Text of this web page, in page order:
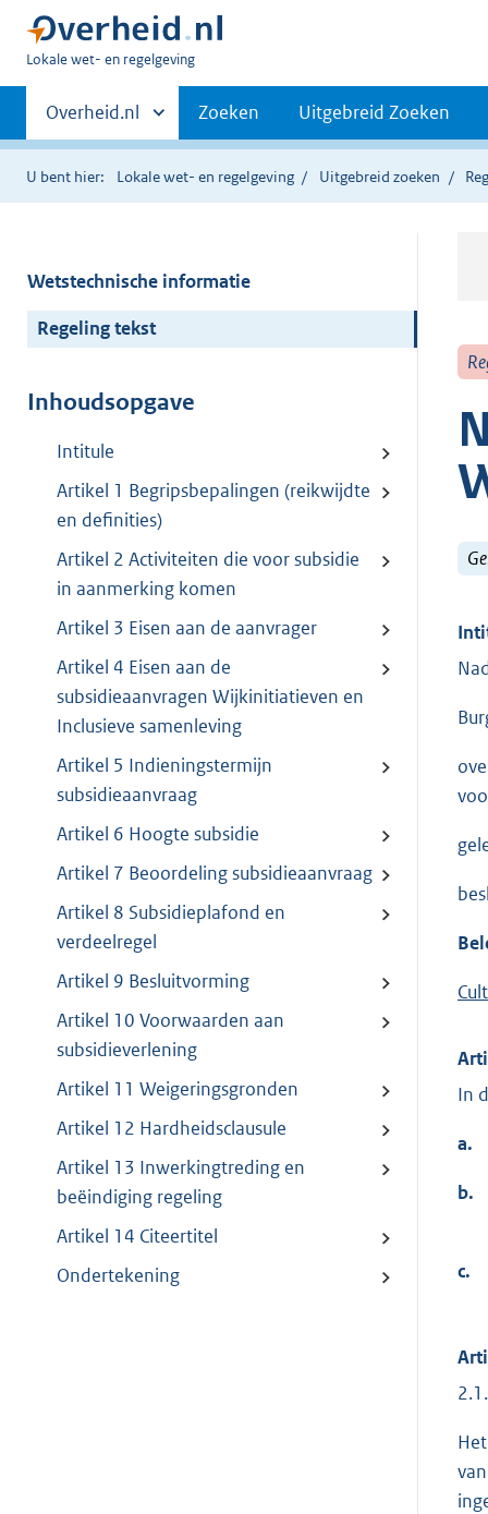
U
hier:
Lokale wet- en regelgeving
Primaire
navigatie
Andere
sites
binnen
Overheid.nl Zoeken Uitgebreid Zoeken
U bent hier: Lokale wet- en regelgeving Uitgebreid zoeken
Wetstechnische informatie
Regeling tekst
Inhoudsopgave
Intitule
Artikel 1 Begripsbepalingen (reikwijdte
en definities)
Artikel 2 Activiteiten die voor subsidie
in aanmerking komen
Artikel 3 Eisen aan de aanvrager
Artikel 4 Eisen aan de
subsidieaanvragen Wijkinitiatieven en
Inclusieve samenleving
Artikel 5 Indieningstermijn
subsidieaanvraag
Artikel 6 Hoogte subsidie
Artikel 7 Beoordeling subsidieaanvraag
Artikel 8 Subsidieplafond en
verdeelregel
Artikel 9 Besluitvorming
Artikel 10 Voorwaarden aan
subsidieverlening
Artikel 11 Weigeringsgronden
Artikel 12 Hardheidsclausule
Artikel 13 Inwerkingtreding en
beëindiging regeling
Artikel 14 Citeertitel
Ondertekening
In
a.
b.
c.